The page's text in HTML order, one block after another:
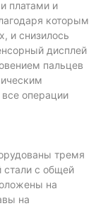
платами и
которым
и снизилось
дисплей
пальцев
операции
тремя
с общей
на
на